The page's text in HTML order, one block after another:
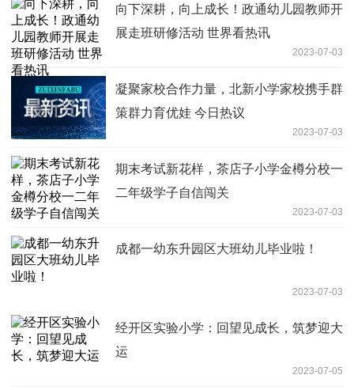
向下深耕，向上成长！政通幼儿园教师开
展走班研修活动 世界看热讯
2023-07-03
凝聚家校合作力量，北新小学家校携手群
策群力育优娃 今日热议
2023-07-03
期末考试新花样，茶店子小学金樽分校一
二年级学子自信闯关
2023-07-03
成都一幼东升园区大班幼儿毕业啦！
2023-07-03
经开区实验小学：回望见成长，筑梦迎大
运
2023-07-05